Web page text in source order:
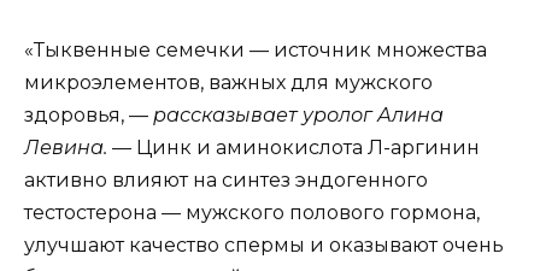
«Тыквенные семечки — источник множества
микроэлементов, важных для мужского
здоровья, — рассказывает уролог Алина
Левина. — Цинк и аминокислота Л-аргинин
активно влияют на синтез эндогенного
тестостерона — мужского полового гормона,
улучшают качество спермы и оказывают очень